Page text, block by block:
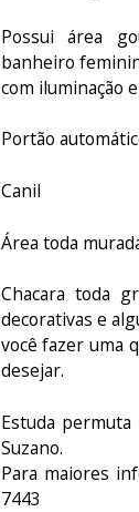
Possui área
banheiro
com iluminação
Portão
Canil
Área toda
Chacara toda
decorativas e
você fazer uma
desejar.
Estuda
Suzano.
Para maiores
7443